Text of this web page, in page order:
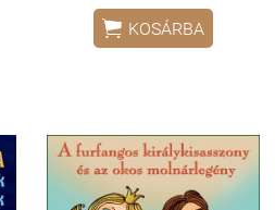
 KOSÁRBA